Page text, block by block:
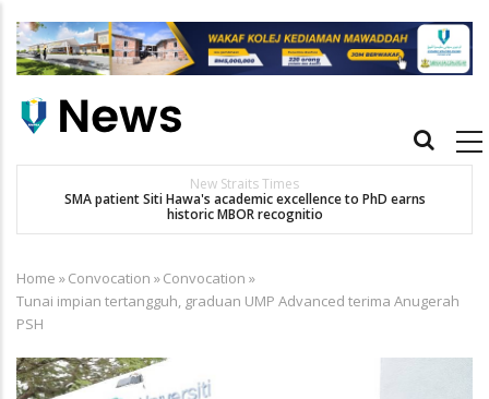
main
Main
New Straits Times
SMA patient Siti Hawa's academic excellence to PhD earns
historic MBOR recognitio
Breadcrumb
Home »Convocation »Convocation »
Tunai impian tertangguh, graduan UMP Advanced terima Anugerah
PSH